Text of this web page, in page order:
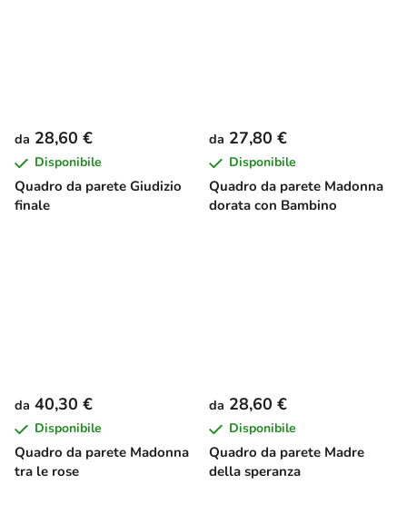
Quadro da parete Giudizio
finale
da 28,60 €
Disponibile
Quadro da parete Madonna
dorata con Bambino
da 27,80 €
Disponibile
Quadro da parete Madonna
tra le rose
da 40,30 €
Disponibile
Quadro da parete Madre
della speranza
da 28,60 €
Disponibile